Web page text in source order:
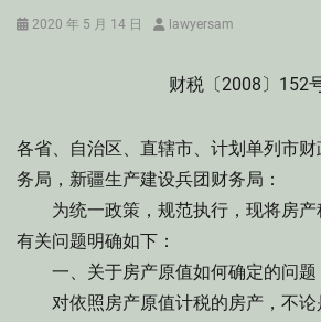
Posted
2020 年 5 月 14 日 Authorlawyersam
财税〔2008〕152
各省、自治区、直辖市、计划单列市
务局，新疆生产建设兵团财务局：
为统一政策，规范执行，现将房产
有关问题明确如下：
一、关于房产原值如何确定的问题
对依照房产原值计税的房产，不论